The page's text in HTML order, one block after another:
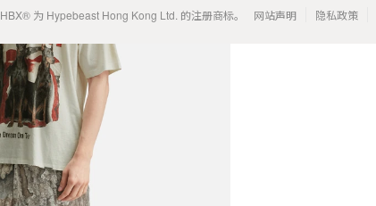
HBX® 为 Hypebeast Hong Kong Ltd. 的注册商标。 网站声明 隐私政策